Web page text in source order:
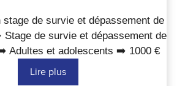
stage de survie et dépassement de
de survie et dépassement de
Adultes et adolescents ➡️ 1000 €
Lire plus